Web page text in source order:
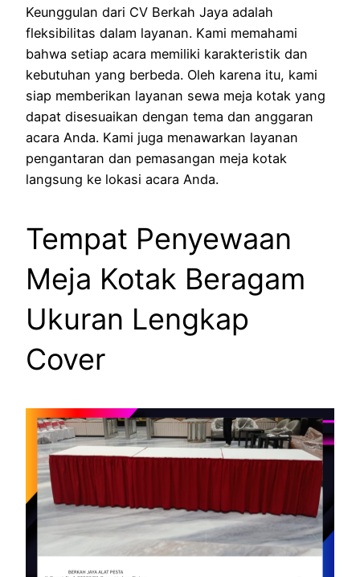
Keunggulan dari CV Berkah Jaya adalah
fleksibilitas dalam layanan. Kami memahami
bahwa setiap acara memiliki karakteristik dan
kebutuhan yang berbeda. Oleh karena itu, kami
siap memberikan layanan sewa meja kotak yang
dapat disesuaikan dengan tema dan anggaran
acara Anda. Kami juga menawarkan layanan
pengantaran dan pemasangan meja kotak
langsung ke lokasi acara Anda.
Tempat Penyewaan
Meja Kotak Beragam
Ukuran Lengkap
Cover